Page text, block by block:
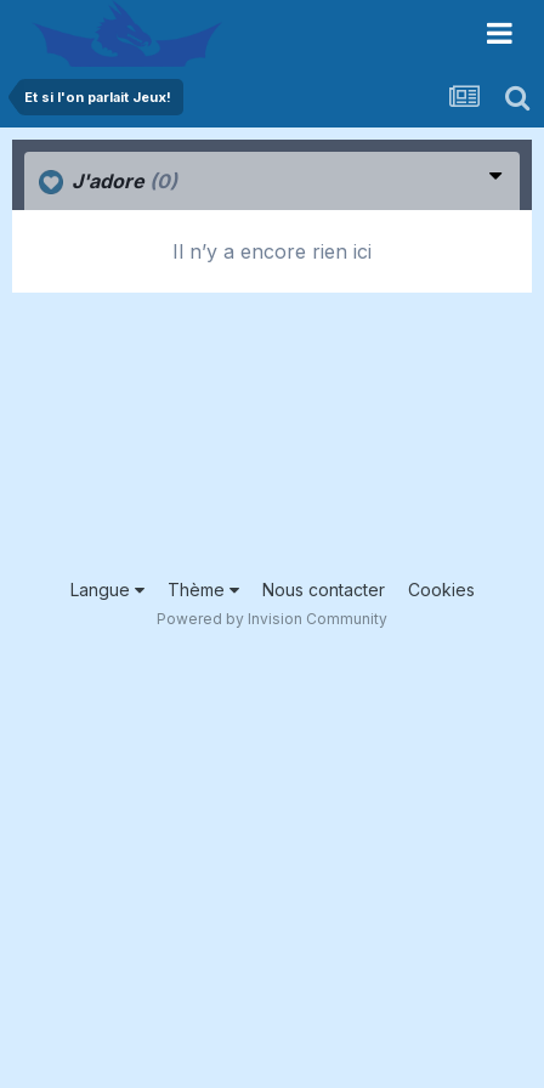
Et si l'on parlait Jeux!
J'adore (0)
Il n’y a encore rien ici
Langue Thème Nous contacter Cookies
Powered by Invision Community